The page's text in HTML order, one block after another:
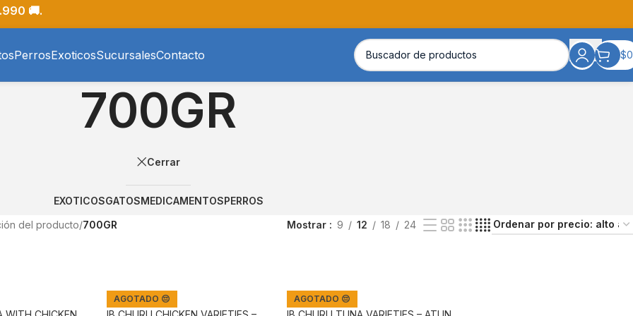
🚚.
PerrosExoticosSucursalesContacto $0
700GR
Cerrar
EXOTICOSGATOSMEDICAMENTOSPERROS
del producto/700GR Mostrar 9 12 18 24
AGOTADO 😔 AGOTADO 😔